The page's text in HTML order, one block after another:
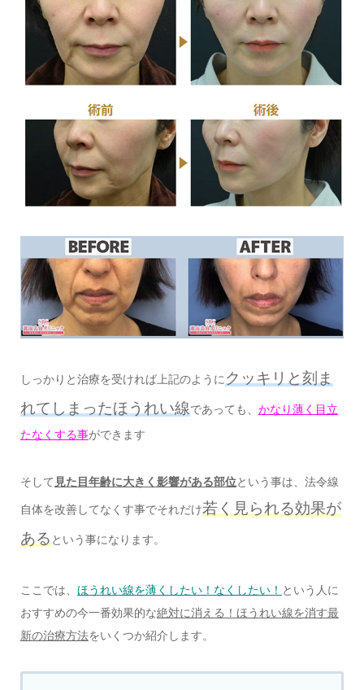
しっかりと治療を受ければ上記のように クッキリと刻ま
れてしまったほうれい線であっても、 かなり薄く目立
たなくする事ができます
そして 見た目年齢に大きく影響がある部位という事は、法令線
自体を改善してなくす事でそれだけ若く見られる効果が
ある という事になります。
ここでは、 ほうれい線を薄くしたい！なくしたい！ という人に
おすすめの今一番効果的な絶対に消える！ほうれい線を消す最
新の治療方法をいくつか紹介します。